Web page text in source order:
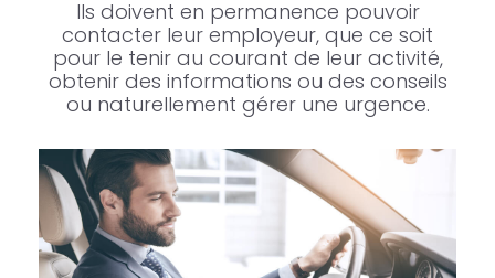
Ils doivent en permanence pouvoir
contacter leur employeur, que ce soit
pour le tenir au courant de leur activité,
obtenir des informations ou des conseils
ou naturellement gérer une urgence.